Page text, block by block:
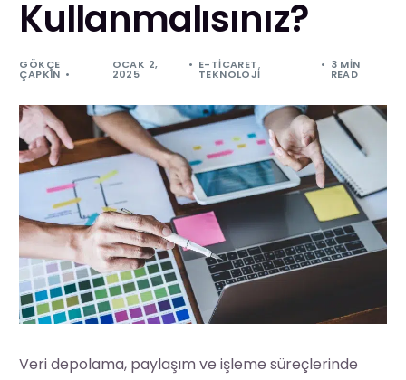
Kullanmalısınız?
GÖKÇE
ÇAPKIN
OCAK 2,
2025
E-TICARET,
TEKNOLOJI
3 MIN
READ
Veri depolama, paylaşım ve işleme süreçlerinde